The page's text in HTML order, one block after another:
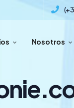
Nosotros